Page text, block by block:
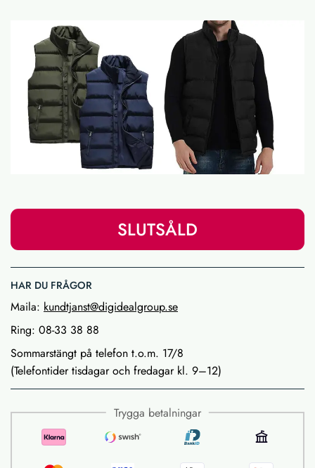
SLUTSÅLD
HAR DU FRÅGOR
Maila: kundtjanst@digidealgroup.se
Ring: 08-33 38 88
Sommarstängt på telefon t.o.m. 17/8
(Telefontider tisdagar och fredagar kl. 9–12)
Trygga betalningar